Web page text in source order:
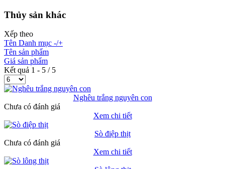
Thủy sản khác
Xếp theo
Tên Danh mục -/+
Tên sản phẩm
Giá sản phẩm
Kết quả 1 - 5 / 5
Nghêu trắng nguyên con
Chưa có đánh giá
Xem chi tiết
Sò điệp thịt
Chưa có đánh giá
Xem chi tiết